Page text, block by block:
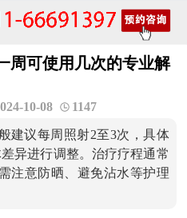
周可使用几次的专业解
10-08 1147
建议每周照射2至3次，具体
异进行调整。治疗疗程通常
注意防晒、避免沾水等护理